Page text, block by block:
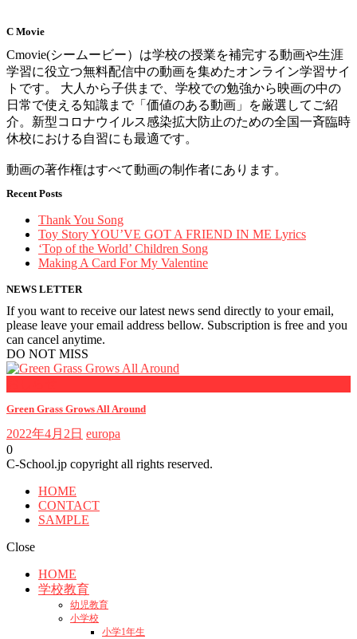
C Movie
Cmovie(シームービー）は学校の授業を補完する動画や生涯
学習に役立つ無料配信中の動画を集めたオンライン学習サイ
トです。 大人から子供まで、学校での勉強から映画の中の
日常で使える知識まで「価値のある動画」を厳選してご紹
介。新型コロナウイルス感染拡大防止のための全国一斉臨時
休校における自習にも最適です。
動画の著作権はすべて動画の制作者にあります。
Recent Posts
Thank You Song
Toy Story YOU’VE GOT A FRIEND IN ME Lyrics
‘Top of the World’ Children Song
Making A Card For My Valentine
NEWS LETTER
If you want to receive our latest news send directly to your email,
please leave your email address bellow. Subscription is free and you
can cancel anytime.
DO NOT MISS
Green Grass Grows All Around
2022年4月2日 europa
0
C-School.jp copyright all rights reserved.
HOME
CONTACT
SAMPLE
Close
HOME
学校教育
幼児教育
小学校
小学1年生